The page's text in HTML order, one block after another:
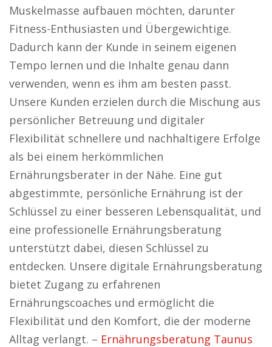
Muskelmasse aufbauen möchten, darunter
Fitness-Enthusiasten und Übergewichtige.
Dadurch kann der Kunde in seinem eigenen
Tempo lernen und die Inhalte genau dann
verwenden, wenn es ihm am besten passt.
Unsere Kunden erzielen durch die Mischung aus
persönlicher Betreuung und digitaler
Flexibilität schnellere und nachhaltigere Erfolge
als bei einem herkömmlichen
Ernährungsberater in der Nähe. Eine gut
abgestimmte, persönliche Ernährung ist der
Schlüssel zu einer besseren Lebensqualität, und
eine professionelle Ernährungsberatung
unterstützt dabei, diesen Schlüssel zu
entdecken. Unsere digitale Ernährungsberatung
bietet Zugang zu erfahrenen
Ernährungscoaches und ermöglicht die
Flexibilität und den Komfort, die der moderne
Alltag verlangt. – Ernährungsberatung Taunus